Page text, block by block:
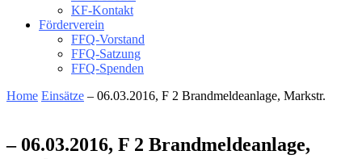
KF-Kontakt
Förderverein
FFQ-Vorstand
FFQ-Satzung
FFQ-Spenden
Home Einsätze – 06.03.2016, F 2 Brandmeldeanlage, Markstr.
– 06.03.2016, F 2 Brandmeldeanlage,